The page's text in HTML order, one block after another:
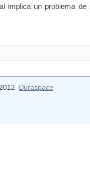
implica un problema
Duraspace